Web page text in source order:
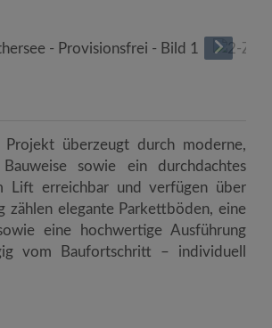
überzeugt durch moderne,
sowie ein durchdachtes
Lift erreichbar und verfügen über
zählen elegante Parkettböden, eine
eine hochwertige Ausführung
vom Baufortschritt – individuell